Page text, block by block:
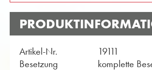
Artikel-Nr.
19111
Besetzung
komplette